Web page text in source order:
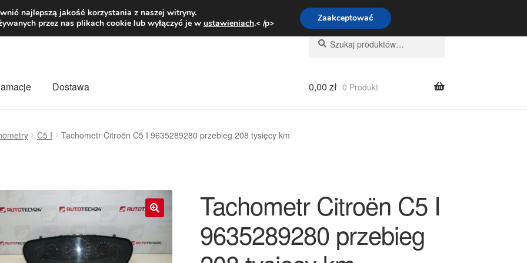
zł Pn.-pt. 9:00-16:00800 003 167
Szukaj:
Szukaj
Dostawa 0,00 zł 0 Produkt
C5 I Tachometr Citroën C5 I 9635289280 przebieg 208 tysięcy km
Tachometr Citroën C5 I
9635289280 przebieg
najlepszą jakość korzystania z naszej witryny.
przez nas plikach cookie lub wyłączyć je w ustawieniach.< /p> Zaakceptować